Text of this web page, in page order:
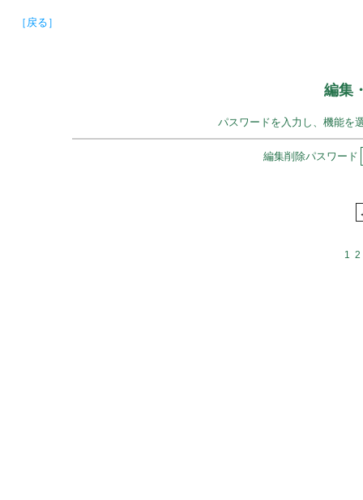
［戻る］
編集
パスワードを入力し、機能を
編集削除パスワード
1 2